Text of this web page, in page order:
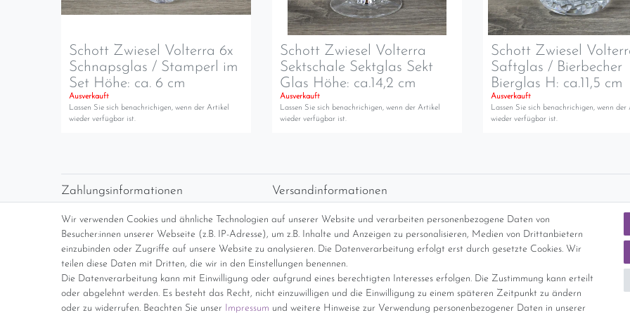
Schott Zwiesel Volterra 6x
Schnapsglas / Stamperl im
Set Höhe: ca. 6 cm
Ausverkauft
Lassen Sie sich benachrichigen, wenn der Artikel
wieder verfügbar ist.
Schott Zwiesel Volterra
Sektschale Sektglas Sekt
Glas Höhe: ca.14,2 cm
Ausverkauft
Lassen Sie sich benachrichigen, wenn der Artikel
wieder verfügbar ist.
Schott Zwiesel
Saftglas / Bierbecher
Bierglas H: ca.11,5 cm
Ausverkauft
Lassen Sie sich benachrichigen, wenn der
wieder verfügbar ist.
Wir verwenden Cookies und ähnliche Technologien auf unserer Website und verarbeiten personenbezogene Daten von
Besucher:innen unserer Webseite (z.B. IP-Adresse), um z.B. Inhalte und Anzeigen zu personalisieren, Medien von Drittanbietern
einzubinden oder Zugriffe auf unsere Website zu analysieren. Die Datenverarbeitung erfolgt erst durch gesetzte Cookies. Wir
teilen diese Daten mit Dritten, die wir in den Einstellungen benennen.
Die Datenverarbeitung kann mit Einwilligung oder aufgrund eines berechtigten Interesses erfolgen. Die Zustimmung kann erteilt
oder abgelehnt werden. Es besteht das Recht, nicht einzuwilligen und die Einwilligung zu einem späteren Zeitpunkt zu ändern
oder zu widerrufen. Beachten Sie unser Impressum und weitere Hinweise zur Verwendung personenbezogener Daten in unserer
Zahlungsinformationen
Paypal
Abholung
Versandinformationen
Versand per GLS (6,90 Euro) oder DHL (8,49 Euro ) inkl. MwSt. (innerhalb
kostenfreie Lieferung ab 150 Euro Warenwert (innerhalb Deutschlands)
Übersicht Internationale Versandkosten
*Endpreis inkl. MwSt. (Dieser Artikel unterliegt gem. § 25a UStG der Differenzbesteuerung, ein Ausweis der